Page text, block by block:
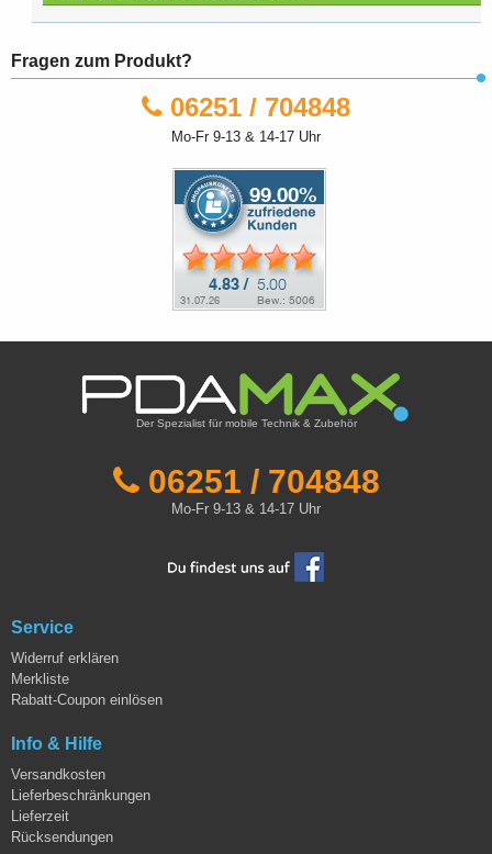
Fragen zum Produkt?
06251 / 704848
Mo-Fr 9-13 & 14-17 Uhr
Der Spezialist für mobile Technik & Zubehör
06251 / 704848
Mo-Fr 9-13 & 14-17 Uhr
Service
Widerruf erklären
Merkliste
Rabatt-Coupon einlösen
Info & Hilfe
Versandkosten
Lieferbeschränkungen
Lieferzeit
Rücksendungen